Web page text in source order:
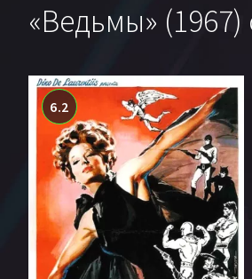
«Ведьмы»
6.2